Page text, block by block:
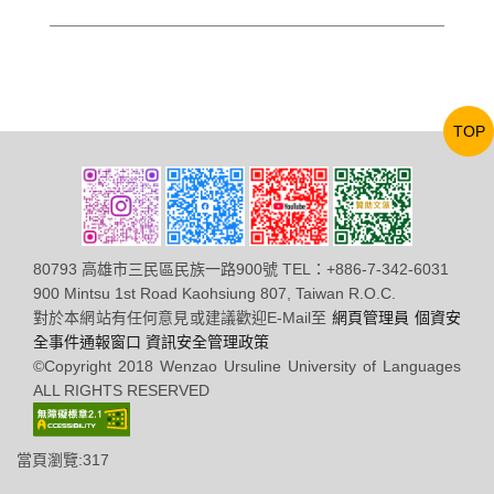
80793 高雄市三民區民族一路900號 TEL：+886-7-342-6031
900 Mintsu 1st Road Kaohsiung 807, Taiwan R.O.C.
對於本網站有任何意見或建議歡迎E-Mail至 網頁管理員 個資安
全事件通報窗口 資訊安全管理政策
©Copyright 2018 Wenzao Ursuline University of Languages
ALL RIGHTS RESERVED
當頁瀏覽:317
TOP